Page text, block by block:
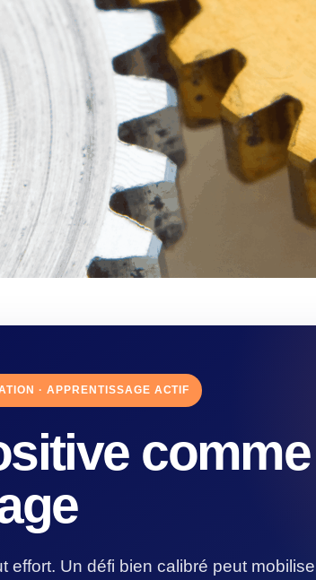
· APPRENTISSAGE ACTIF
Un défi bien calibré peut